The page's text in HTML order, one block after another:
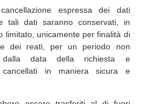
espressa dei dati
tali dati saranno conservati, in
limitato, unicamente per finalità di
dei reati, per un periodo non
data della richiesta e
cancellati in maniera sicura e